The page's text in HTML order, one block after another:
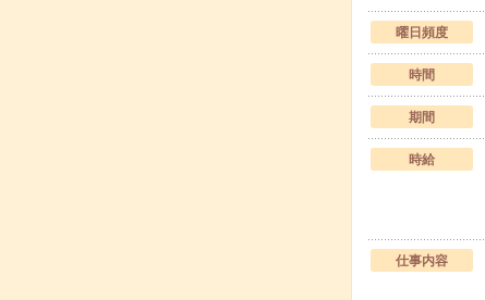
曜日頻度
時間
期間
時給
仕事内容